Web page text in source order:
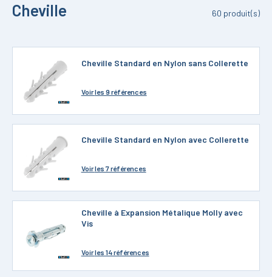
Cheville 60 produit(s)
Cheville Standard en Nylon sans Collerette
Voirles 9 références
Cheville Standard en Nylon avec Collerette
Voirles 7 références
Cheville à Expansion Métalique Molly avec
Vis
Voirles 14 références